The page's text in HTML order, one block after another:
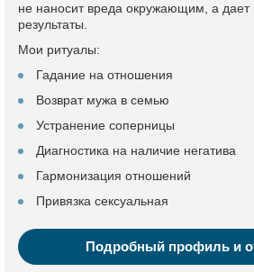
не наносит вреда окружающим, а дает
результаты.
Мои ритуалы:
Гадание на отношения
Возврат мужа в семью
Устранение соперницы
Диагностика на наличие негатива
Гармонизация отношений
Привязка сексуальная
Подробный профиль и